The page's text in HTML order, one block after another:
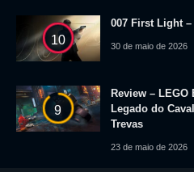
10
007 First Light –
30 de maio de 2026
9
Review – LEGO
Legado do
Trevas
23 de maio de 2026